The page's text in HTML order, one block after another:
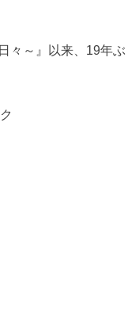
々～』以来、19年ぶ